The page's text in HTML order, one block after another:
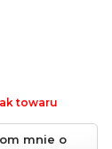
mnie o
towaru